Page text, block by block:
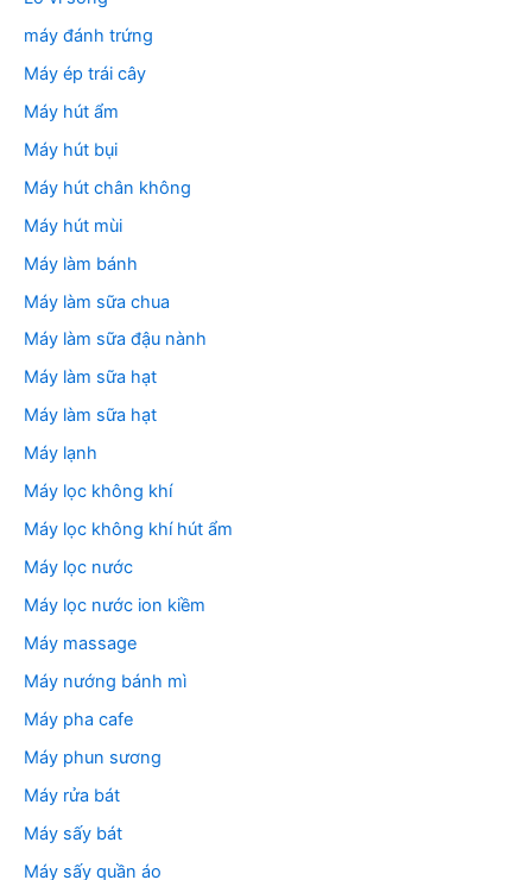
máy đánh trứng
Máy ép trái cây
Máy hút ẩm
Máy hút bụi
Máy hút chân không
Máy hút mùi
Máy làm bánh
Máy làm sữa chua
Máy làm sữa đậu nành
Máy làm sữa hạt
Máy làm sữa hạt
Máy lạnh
Máy lọc không khí
Máy lọc không khí hút ẩm
Máy lọc nước
Máy lọc nước ion kiềm
Máy massage
Máy nướng bánh mì
Máy pha cafe
Máy phun sương
Máy rửa bát
Máy sấy bát
Máy sấy quần áo